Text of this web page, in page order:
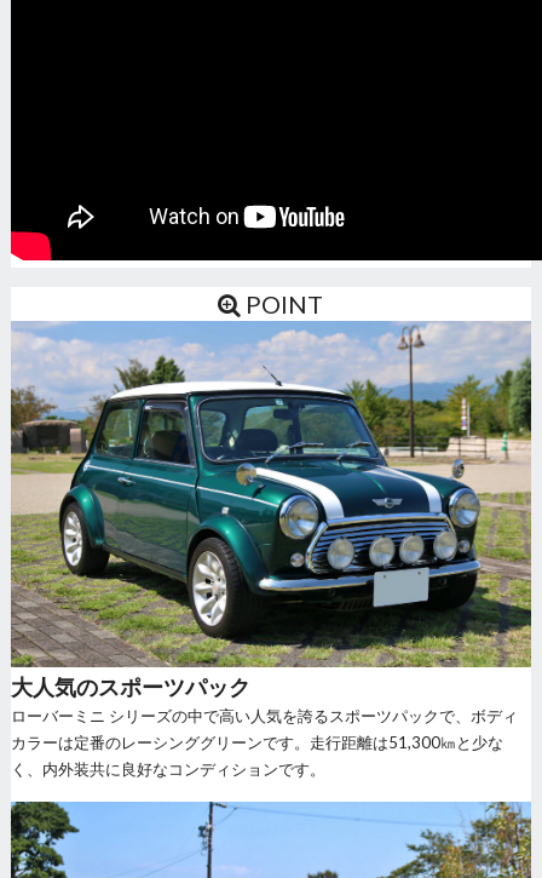
POINT
大人気のスポーツパック
ローバーミニ シリーズの中で高い人気を誇るスポーツパックで、ボディ
カラーは定番のレーシンググリーンです。走行距離は51,300㎞と少な
く、内外装共に良好なコンディションです。